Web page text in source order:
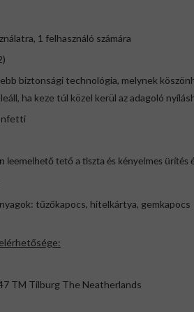
1 felhasználó számára
biztonsági technológia, melynek
ha keze túl közel kerül az adagoló
leemelhető tető a tiszta és kényelmes ürítés
tűzőkapocs, hitelkártya, gemkapocs
TM Tilburg The Neatherlands